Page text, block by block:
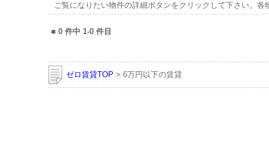
ご覧になりたい物件の詳細ボタンをクリックして下さい。各
■ 0 件中 1-0 件目
ゼロ賃貸TOP > 6万円以下の賃貸